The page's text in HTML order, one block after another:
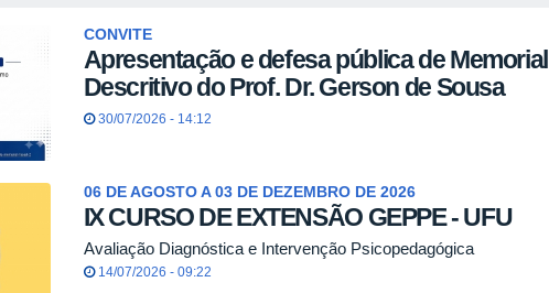
CONVITE
Apresentação e defesa pública de Memorial
Descritivo do Prof. Dr. Gerson de Sousa
30/07/2026 - 14:12
06 DE AGOSTO A 03 DE DEZEMBRO DE 2026
IX CURSO DE EXTENSÃO GEPPE - UFU
Avaliação Diagnóstica e Intervenção Psicopedagógica
14/07/2026 - 09:22